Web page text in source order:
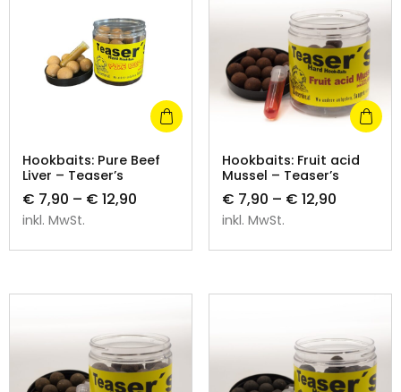
Hookbaits: Pure Beef
Liver – Teaser’s
€ 7,90 – € 12,90
inkl. MwSt.
Hookbaits: Fruit acid
Mussel – Teaser’s
€ 7,90 – € 12,90
inkl. MwSt.